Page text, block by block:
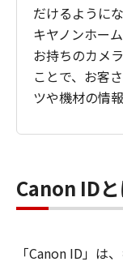
だけるように
キヤノンホー
お持ちのカメ
ことで、お客
ツや機材の情
Canon ID
「Canon ID」は